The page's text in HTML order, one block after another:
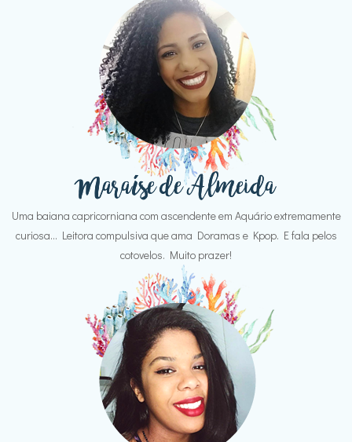
Uma baiana capricorniana com ascendente em Aquário extremamente
curiosa... Leitora compulsiva que ama Doramas e Kpop. E fala pelos
cotovelos. Muito prazer!